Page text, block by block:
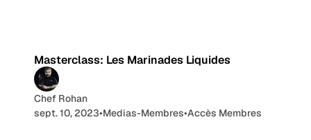
Masterclass: Les Marinades Liquides
Chef Rohan
sept. 10, 2023•Medias-Membres•Accès Membres